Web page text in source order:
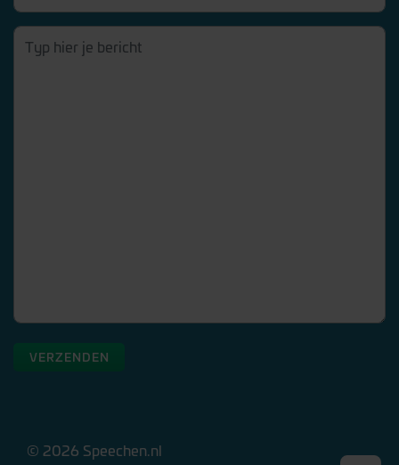
VERZENDEN
© 2026 Speechen.nl